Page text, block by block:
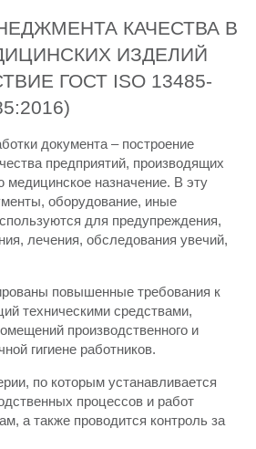
КАЧЕСТВА В
ИЗДЕЛИЙ
ГОСТ ISO 13485-
документа – построение
предприятий, производящих
назначение. В эту
оборудование, иные
для предупреждения,
лечения, обследования увечий,
повышенные требования к
техническими средствами,
производственного и
гигиене работников.
по которым устанавливается
процессов и работ
а также проводится контроль за